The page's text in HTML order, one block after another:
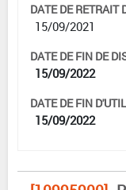
DATE DE RETRAIT
15/09/2021
DATE DE FIN DE
15/09/2022
DATE DE FIN
15/09/2022